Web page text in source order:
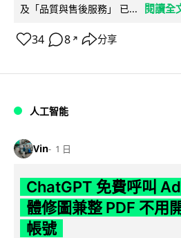
及「品質與售後服務」 已...
閱讀全
34 8 ↗ 分享
人工智能
Vin 1 日
ChatGPT 免費呼叫
體修圖兼整 PDF 不用
帳號